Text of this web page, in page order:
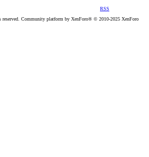
RSS
Community platform by XenForo® © 2010-2025 XenForo